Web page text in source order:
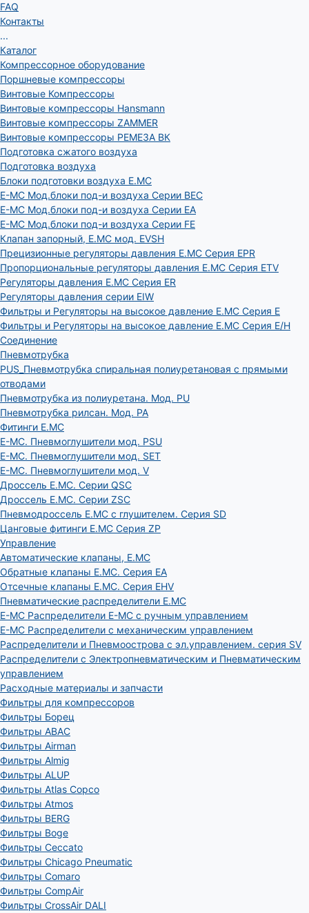
FAQ
Контакты
...
Каталог
Компрессорное оборудование
Поршневые компрессоры
Винтовые Компрессоры
Винтовые компрессоры Hansmann
Винтовые компрессоры ZAMMER
Винтовые компрессоры РЕМЕЗА ВК
Подготовка сжатого воздуха
Подготовка воздуха
Блоки подготовки воздуха E.MC
E-MC Мод.блоки под-и воздуха Серии BEC
E-MC Мод.блоки под-и воздуха Серии EA
E-MC Мод.блоки под-и воздуха Серии FE
Клапан запорный, E.MC мод. EVSH
Прецизионные регуляторы давления E.MC Серия EPR
Пропорциональные регуляторы давления E.MC Серия ETV
Регуляторы давления E.MC Серия ER
Регуляторы давления серии EIW
Фильтры и Регуляторы на высокое давление E.MC Серия E
Фильтры и Регуляторы на высокое давление E.MC Серия E/H
Соединение
Пневмотрубка
PUS_Пневмотрубка спиральная полиуретановая с прямыми
отводами
Пневмотрубка из полиуретана. Мод. РU
Пневмотрубка рилсан. Мод. PA
Фитинги E.MC
E-MC. Пневмоглушители мод. PSU
E-MC. Пневмоглушители мод. SET
E-MC. Пневмоглушители мод. V
Дроссель E.MC. Серии QSC
Дроссель E.MC. Серии ZSC
Пневмодроссель E.MC с глушителем. Серия SD
Цанговые фитинги E.MC Серия ZP
Управление
Автоматические клапаны, Е.МС
Обратные клапаны E.MC. Серия EA
Отсечные клапаны E.MC. Серия EHV
Пневматические распределители E.MC
E-MC Распределители E-MC с ручным управлением
E-MC Распределители с механическим управлением
Распределители и Пневмоострова с эл.управлением. серия SV
Распределители с Электропневматическим и Пневматическим
управлением
Расходные материалы и запчасти
Фильтры для компрессоров
Фильтры Борец
Фильтры ABAC
Фильтры Airman
Фильтры Almig
Фильтры ALUP
Фильтры Atlas Copco
Фильтры Atmos
Фильтры BERG
Фильтры Boge
Фильтры Ceccato
Фильтры Chicago Pneumatic
Фильтры Comaro
Фильтры CompAir
Фильтры CrossAir DALI